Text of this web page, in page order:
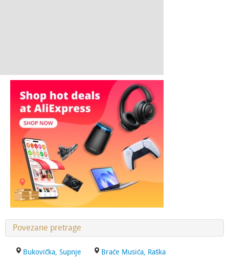
Povezane pretrage
Bukovička, Supnje
Braće Musića, Raška